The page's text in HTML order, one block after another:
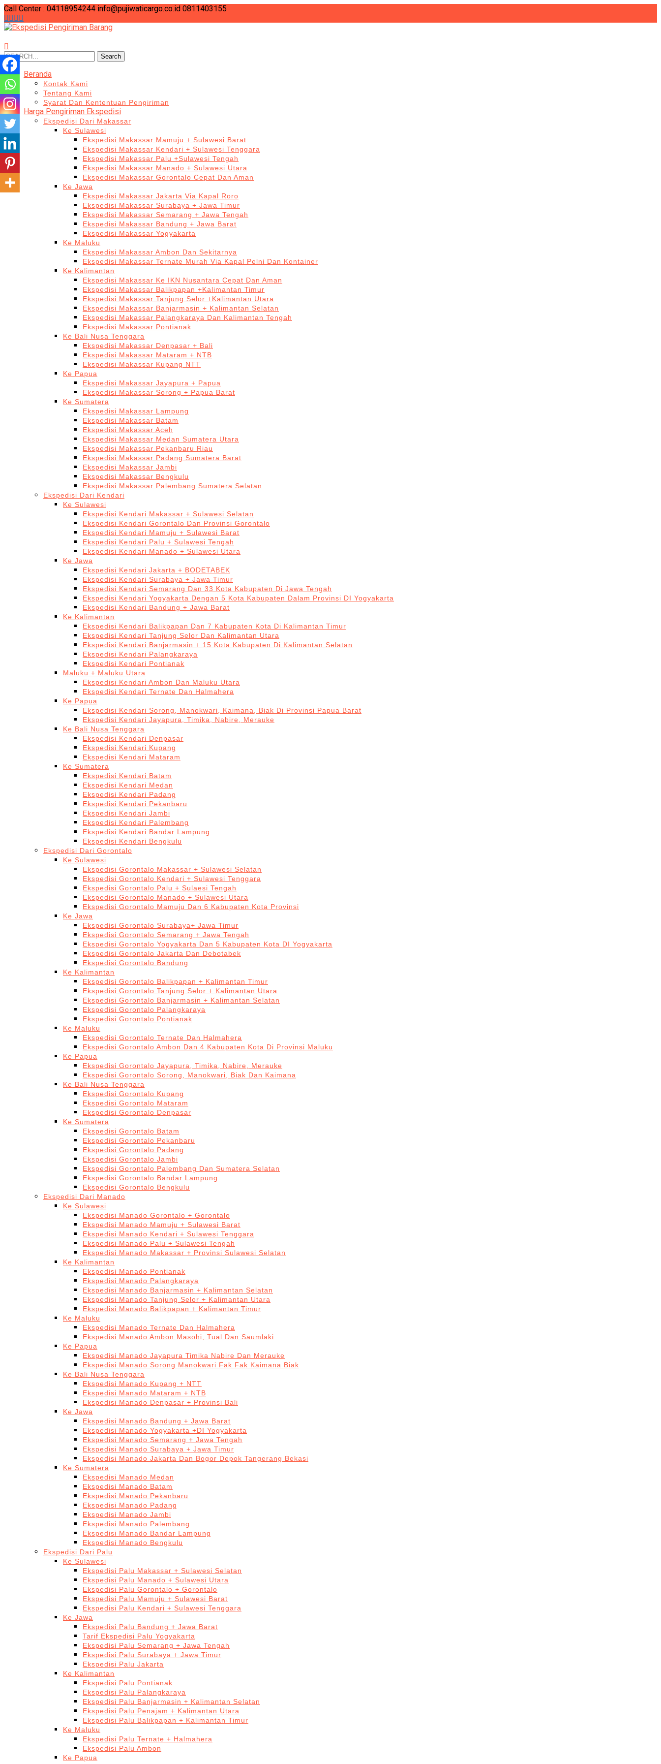
Call Center : 04118954244 info@pujiwaticargo.co.id 0811403155
Search
for:
Search
Beranda
Kontak Kami
Tentang Kami
Syarat Dan Kententuan Pengiriman
Harga Pengiriman Ekspedisi
Ekspedisi Dari Makassar
Ke Sulawesi
Ekspedisi Makassar Mamuju + Sulawesi Barat
Ekspedisi Makassar Kendari + Sulawesi Tenggara
Ekspedisi Makassar Palu +Sulawesi Tengah
Ekspedisi Makassar Manado + Sulawesi Utara
Ekspedisi Makassar Gorontalo Cepat Dan Aman
Ke Jawa
Ekspedisi Makassar Jakarta Via Kapal Roro
Ekspedisi Makassar Surabaya + Jawa Timur
Ekspedisi Makassar Semarang + Jawa Tengah
Ekspedisi Makassar Bandung + Jawa Barat
Ekspedisi Makassar Yogyakarta
Ke Maluku
Ekspedisi Makassar Ambon Dan Sekitarnya
Ekspedisi Makassar Ternate Murah Via Kapal Pelni Dan Kontainer
Ke Kalimantan
Ekspedisi Makassar Ke IKN Nusantara Cepat Dan Aman
Ekspedisi Makassar Balikpapan +Kalimantan Timur
Ekspedisi Makassar Tanjung Selor +Kalimantan Utara
Ekspedisi Makassar Banjarmasin + Kalimantan Selatan
Ekspedisi Makassar Palangkaraya Dan Kalimantan Tengah
Ekspedisi Makassar Pontianak
Ke Bali Nusa Tenggara
Ekspedisi Makassar Denpasar + Bali
Ekspedisi Makassar Mataram + NTB
Ekspedisi Makassar Kupang NTT
Ke Papua
Ekspedisi Makassar Jayapura + Papua
Ekspedisi Makassar Sorong + Papua Barat
Ke Sumatera
Ekspedisi Makassar Lampung
Ekspedisi Makassar Batam
Ekspedisi Makassar Aceh
Ekspedisi Makassar Medan Sumatera Utara
Ekspedisi Makassar Pekanbaru Riau
Ekspedisi Makassar Padang Sumatera Barat
Ekspedisi Makassar Jambi
Ekspedisi Makassar Bengkulu
Ekspedisi Makassar Palembang Sumatera Selatan
Ekspedisi Dari Kendari
Ke Sulawesi
Ekspedisi Kendari Makassar + Sulawesi Selatan
Ekspedisi Kendari Gorontalo Dan Provinsi Gorontalo
Ekspedisi Kendari Mamuju + Sulawesi Barat
Ekspedisi Kendari Palu + Sulawesi Tengah
Ekspedisi Kendari Manado + Sulawesi Utara
Ke Jawa
Ekspedisi Kendari Jakarta + BODETABEK
Ekspedisi Kendari Surabaya + Jawa Timur
Ekspedisi Kendari Semarang Dan 33 Kota Kabupaten Di Jawa Tengah
Ekspedisi Kendari Yogyakarta Dengan 5 Kota Kabupaten Dalam Provinsi DI Yogyakarta
Ekspedisi Kendari Bandung + Jawa Barat
Ke Kalimantan
Ekspedisi Kendari Balikpapan Dan 7 Kabupaten Kota Di Kalimantan Timur
Ekspedisi Kendari Tanjung Selor Dan Kalimantan Utara
Ekspedisi Kendari Banjarmasin + 15 Kota Kabupaten Di Kalimantan Selatan
Ekspedisi Kendari Palangkaraya
Ekspedisi Kendari Pontianak
Maluku + Maluku Utara
Ekspedisi Kendari Ambon Dan Maluku Utara
Ekspedisi Kendari Ternate Dan Halmahera
Ke Papua
Ekspedisi Kendari Sorong, Manokwari, Kaimana, Biak Di Provinsi Papua Barat
Ekspedisi Kendari Jayapura, Timika, Nabire, Merauke
Ke Bali Nusa Tenggara
Ekspedisi Kendari Denpasar
Ekspedisi Kendari Kupang
Ekspedisi Kendari Mataram
Ke Sumatera
Ekspedisi Kendari Batam
Ekspedisi Kendari Medan
Ekspedisi Kendari Padang
Ekspedisi Kendari Pekanbaru
Ekspedisi Kendari Jambi
Ekspedisi Kendari Palembang
Ekspedisi Kendari Bandar Lampung
Ekspedisi Kendari Bengkulu
Ekspedisi Dari Gorontalo
Ke Sulawesi
Ekspedisi Gorontalo Makassar + Sulawesi Selatan
Ekspedisi Gorontalo Kendari + Sulawesi Tenggara
Ekspedisi Gorontalo Palu + Sulaesi Tengah
Ekspedisi Gorontalo Manado + Sulawesi Utara
Ekspedisi Gorontalo Mamuju Dan 6 Kabupaten Kota Provinsi
Ke Jawa
Ekspedisi Gorontalo Surabaya+ Jawa Timur
Ekspedisi Gorontalo Semarang + Jawa Tengah
Ekspedisi Gorontalo Yogyakarta Dan 5 Kabupaten Kota DI Yogyakarta
Ekspedisi Gorontalo Jakarta Dan Debotabek
Ekspedisi Gorontalo Bandung
Ke Kalimantan
Ekspedisi Gorontalo Balikpapan + Kalimantan Timur
Ekspedisi Gorontalo Tanjung Selor + Kalimantan Utara
Ekspedisi Gorontalo Banjarmasin + Kalimantan Selatan
Ekspedisi Gorontalo Palangkaraya
Ekspedisi Gorontalo Pontianak
Ke Maluku
Ekspedisi Gorontalo Ternate Dan Halmahera
Ekspedisi Gorontalo Ambon Dan 4 Kabupaten Kota Di Provinsi Maluku
Ke Papua
Ekspedisi Gorontalo Jayapura, Timika, Nabire, Merauke
Ekspedisi Gorontalo Sorong, Manokwari, Biak Dan Kaimana
Ke Bali Nusa Tenggara
Ekspedisi Gorontalo Kupang
Ekspedisi Gorontalo Mataram
Ekspedisi Gorontalo Denpasar
Ke Sumatera
Ekspedisi Gorontalo Batam
Ekspedisi Gorontalo Pekanbaru
Ekspedisi Gorontalo Padang
Ekspedisi Gorontalo Jambi
Ekspedisi Gorontalo Palembang Dan Sumatera Selatan
Ekspedisi Gorontalo Bandar Lampung
Ekspedisi Gorontalo Bengkulu
Ekspedisi Dari Manado
Ke Sulawesi
Ekspedisi Manado Gorontalo + Gorontalo
Ekspedisi Manado Mamuju + Sulawesi Barat
Ekspedisi Manado Kendari + Sulawesi Tenggara
Ekspedisi Manado Palu + Sulawesi Tengah
Ekspedisi Manado Makassar + Provinsi Sulawesi Selatan
Ke Kalimantan
Ekspedisi Manado Pontianak
Ekspedisi Manado Palangkaraya
Ekspedisi Manado Banjarmasin + Kalimantan Selatan
Ekspedisi Manado Tanjung Selor + Kalimantan Utara
Ekspedisi Manado Balikpapan + Kalimantan Timur
Ke Maluku
Ekspedisi Manado Ternate Dan Halmahera
Ekspedisi Manado Ambon Masohi, Tual Dan Saumlaki
Ke Papua
Ekspedisi Manado Jayapura Timika Nabire Dan Merauke
Ekspedisi Manado Sorong Manokwari Fak Fak Kaimana Biak
Ke Bali Nusa Tenggara
Ekspedisi Manado Kupang + NTT
Ekspedisi Manado Mataram + NTB
Ekspedisi Manado Denpasar + Provinsi Bali
Ke Jawa
Ekspedisi Manado Bandung + Jawa Barat
Ekspedisi Manado Yogyakarta +DI Yogyakarta
Ekspedisi Manado Semarang + Jawa Tengah
Ekspedisi Manado Surabaya + Jawa Timur
Ekspedisi Manado Jakarta Dan Bogor Depok Tangerang Bekasi
Ke Sumatera
Ekspedisi Manado Medan
Ekspedisi Manado Batam
Ekspedisi Manado Pekanbaru
Ekspedisi Manado Padang
Ekspedisi Manado Jambi
Ekspedisi Manado Palembang
Ekspedisi Manado Bandar Lampung
Ekspedisi Manado Bengkulu
Ekspedisi Dari Palu
Ke Sulawesi
Ekspedisi Palu Makassar + Sulawesi Selatan
Ekspedisi Palu Manado + Sulawesi Utara
Ekspedisi Palu Gorontalo + Gorontalo
Ekspedisi Palu Mamuju + Sulawesi Barat
Ekspedisi Palu Kendari + Sulawesi Tenggara
Ke Jawa
Ekspedisi Palu Bandung + Jawa Barat
Tarif Ekspedisi Palu Yogyakarta
Ekspedisi Palu Semarang + Jawa Tengah
Ekspedisi Palu Surabaya + Jawa Timur
Ekspedisi Palu Jakarta
Ke Kalimantan
Ekspedisi Palu Pontianak
Ekspedisi Palu Palangkaraya
Ekspedisi Palu Banjarmasin + Kalimantan Selatan
Ekspedisi Palu Penajam + Kalimantan Utara
Ekspedisi Palu Balikpapan + Kalimantan Timur
Ke Maluku
Ekspedisi Palu Ternate + Halmahera
Ekspedisi Palu Ambon
Ke Papua